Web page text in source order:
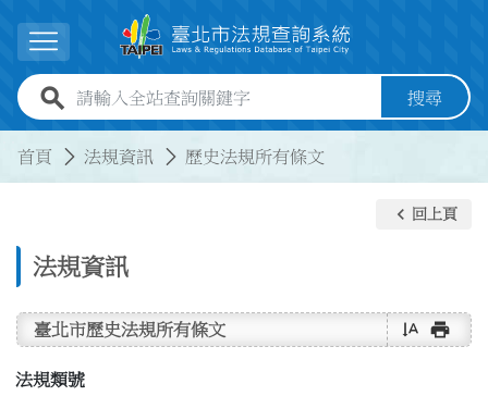
展開選單
全站查詢關鍵字欄位 搜尋
首頁 法規資訊 歷史法規所有條文
法規資訊
keyboard_arrow_left 回上頁
臺北市歷史法規所有條文 text_rotate_vertical print
法規類號